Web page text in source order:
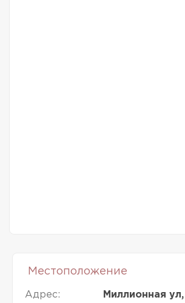
Местоположение
Адрес: Миллионная ул,